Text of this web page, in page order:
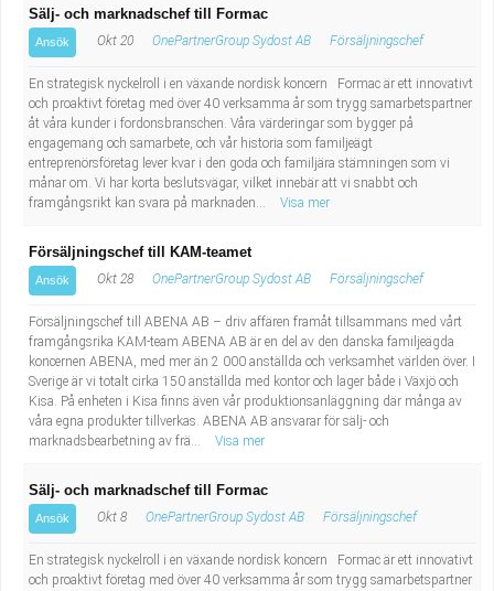
Sälj- och marknadschef till Formac
Ansök Okt 20 OnePartnerGroup Sydost AB Försäljningschef
En strategisk nyckelroll i en växande nordisk koncern Formac är ett innovativt
och proaktivt företag med över 40 verksamma år som trygg samarbetspartner
åt våra kunder i fordonsbranschen. Våra värderingar som bygger på
engagemang och samarbete, och vår historia som familjeägt
entreprenörsföretag lever kvar i den goda och familjära stämningen som vi
månar om. Vi har korta beslutsvägar, vilket innebär att vi snabbt och
framgångsrikt kan svara på marknaden...
Visa mer
Försäljningschef till KAM-teamet
Ansök Okt 28 OnePartnerGroup Sydost AB Försäljningschef
Försäljningschef till ABENA AB – driv affären framåt tillsammans med vårt
framgångsrika KAM-team ABENA AB är en del av den danska familjeägda
koncernen ABENA, med mer än 2 000 anställda och verksamhet världen över. I
Sverige är vi totalt cirka 150 anställda med kontor och lager både i Växjö och
Kisa. På enheten i Kisa finns även vår produktionsanläggning där många av
våra egna produkter tillverkas. ABENA AB ansvarar för sälj- och
marknadsbearbetning av frä...
Visa mer
Sälj- och marknadschef till Formac
Ansök Okt 8 OnePartnerGroup Sydost AB Försäljningschef
En strategisk nyckelroll i en växande nordisk koncern Formac är ett innovativt
och proaktivt företag med över 40 verksamma år som trygg samarbetspartner